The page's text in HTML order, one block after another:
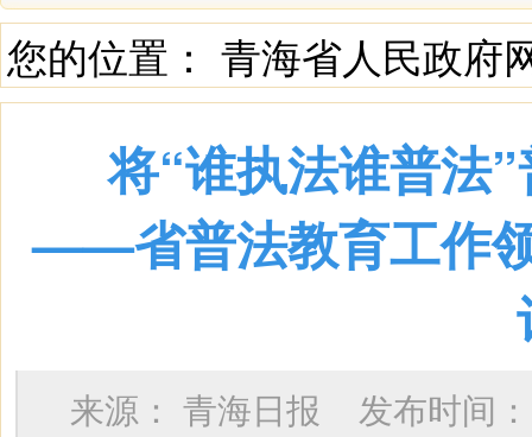
您的位置： 青海省人民政府
将“谁执法谁普法
——省普法教育工作
来源：青海日报 发布时间